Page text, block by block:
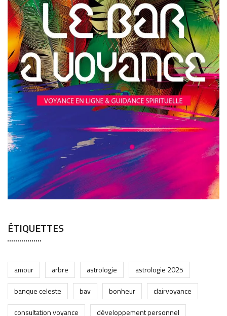
ÉTIQUETTES
amour arbre astrologie
astrologie 2025
banque celeste
bav bonheur
clairvoyance
consultation voyance
développement personnel